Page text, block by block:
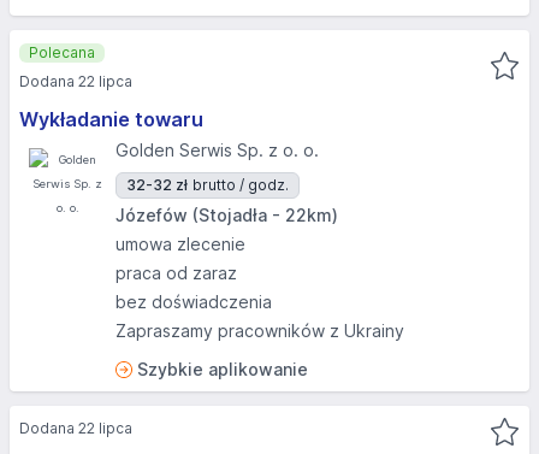
Wykładanie towaru
Golden Serwis Sp. z o. o.
32-32 zł brutto / godz.
Józefów (Stojadła - 22km)
umowa zlecenie
praca od zaraz
bez doświadczenia
Zapraszamy pracowników z Ukrainy
Szybkie aplikowanie
Polecana
Dodana 22 lipca
Dodana 22 lipca